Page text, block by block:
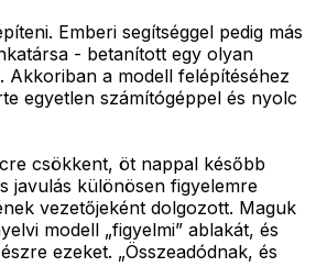
Emberi segítséggel pedig más
- betanított egy olyan
Akkoriban a modell felépítéséhez
egyetlen számítógéppel és nyolc
csökkent, öt nappal később
javulás különösen figyelemre
vezetőjeként dolgozott. Maguk
modell „figyelmi” ablakát, és
ezeket. „Összeadódnak, és